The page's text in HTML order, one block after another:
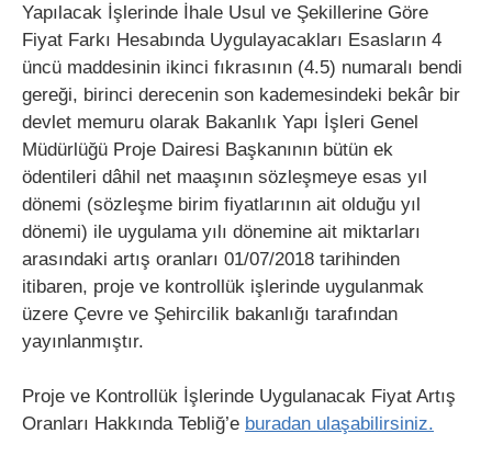
Yapılacak İşlerinde İhale Usul ve Şekillerine Göre
Fiyat Farkı Hesabında Uygulayacakları Esasların 4
üncü maddesinin ikinci fıkrasının (4.5) numaralı bendi
gereği, birinci derecenin son kademesindeki bekâr bir
devlet memuru olarak Bakanlık Yapı İşleri Genel
Müdürlüğü Proje Dairesi Başkanının bütün ek
ödentileri dâhil net maaşının sözleşmeye esas yıl
dönemi (sözleşme birim fiyatlarının ait olduğu yıl
dönemi) ile uygulama yılı dönemine ait miktarları
arasındaki artış oranları 01/07/2018 tarihinden
itibaren, proje ve kontrollük işlerinde uygulanmak
üzere Çevre ve Şehircilik bakanlığı tarafından
yayınlanmıştır.
Proje ve Kontrollük İşlerinde Uygulanacak Fiyat Artış
Oranları Hakkında Tebliğ’e buradan ulaşabilirsiniz.